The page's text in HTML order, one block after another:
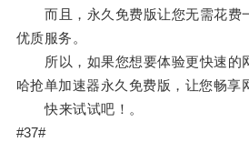
而且，永久免费版让您无需花费
优质服务。
所以，如果您想要体验更快速的
哈抢单加速器永久免费版，让您畅享
快来试试吧！。
#37#